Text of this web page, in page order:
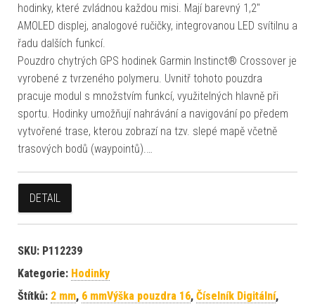
hodinky, které zvládnou každou misi. Mají barevný 1,2″
AMOLED displej, analogové ručičky, integrovanou LED svítilnu a
řadu dalších funkcí.
Pouzdro chytrých GPS hodinek Garmin Instinct® Crossover je
vyrobené z tvrzeného polymeru. Uvnitř tohoto pouzdra
pracuje modul s množstvím funkcí, využitelných hlavně při
sportu. Hodinky umožňují nahrávání a navigování po předem
vytvořené trase, kterou zobrazí na tzv. slepé mapě včetně
trasových bodů (waypointů).…
DETAIL
SKU: P112239
Kategorie: Hodinky
Štítků: 2 mm, 6 mmVýška pouzdra 16, Číselník Digitální,